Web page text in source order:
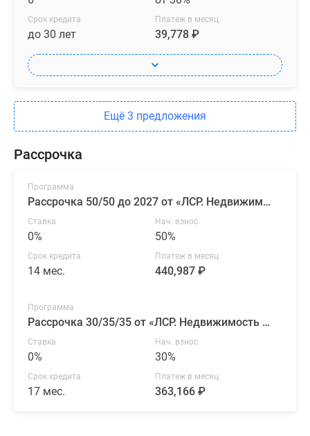
Срок кредита
до 30 лет
Платеж в месяц
39,778 ₽
Ещё 3 предложения
Рассрочка
Программа
Рассрочка 50/50 до 2027 от «ЛСР. Недвижимость — Северо-Запад»
Ставка
0%
Нач. взнос
50%
Срок кредита
14 мес.
Платеж в месяц
440,987 ₽
Программа
Рассрочка 30/35/35 от «ЛСР. Недвижимость — Северо-Запад»
Ставка
0%
Нач. взнос
30%
Срок кредита
17 мес.
Платеж в месяц
363,166 ₽